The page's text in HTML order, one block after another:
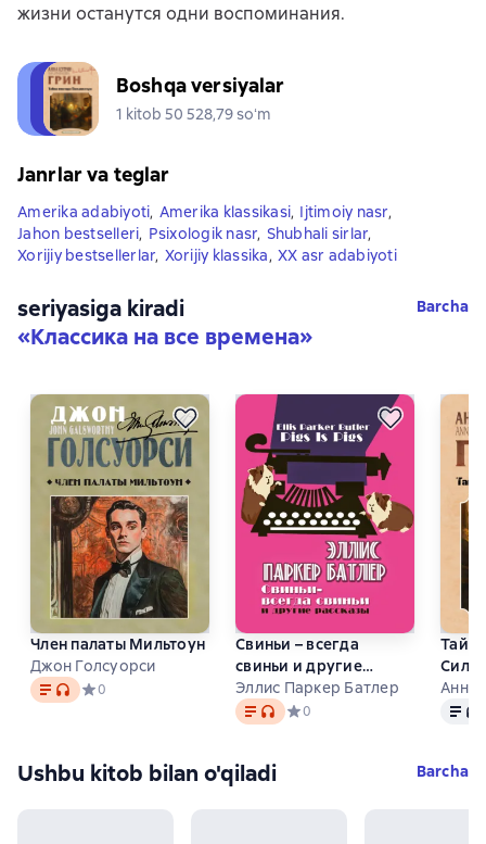
жизни останутся одни воспоминания.
Boshqa versiyalar
1 kitob 50 528,79 soʻm
Janrlar va teglar
Amerika adabiyoti, Amerika klassikasi, Ijtimoiy nasr,
Jahon bestselleri, Psixologik nasr, Shubhali sirlar,
Xorijiy bestsellerlar, Xorijiy klassika, XX asr adabiyoti
seriyasiga kiradi
«Классика на все времена»
Barcha
Член палаты Мильтоун
Джон Голсуорси
Matn, audio format mavjud
Средний рейтинг 0 на основе 0 оценок
0
Свиньи – всегда
свиньи и другие
рассказы
Эллис Паркер Батлер
Matn, audio format mavjud
Средний рейтинг 0 на основе
0
Анна
Matn
Ushbu kitob bilan o'qiladi Barcha